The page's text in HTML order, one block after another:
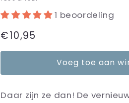
1 beoordeling
Normale
prijs
€10,95
Voeg toe aan
Daar zijn ze dan! De